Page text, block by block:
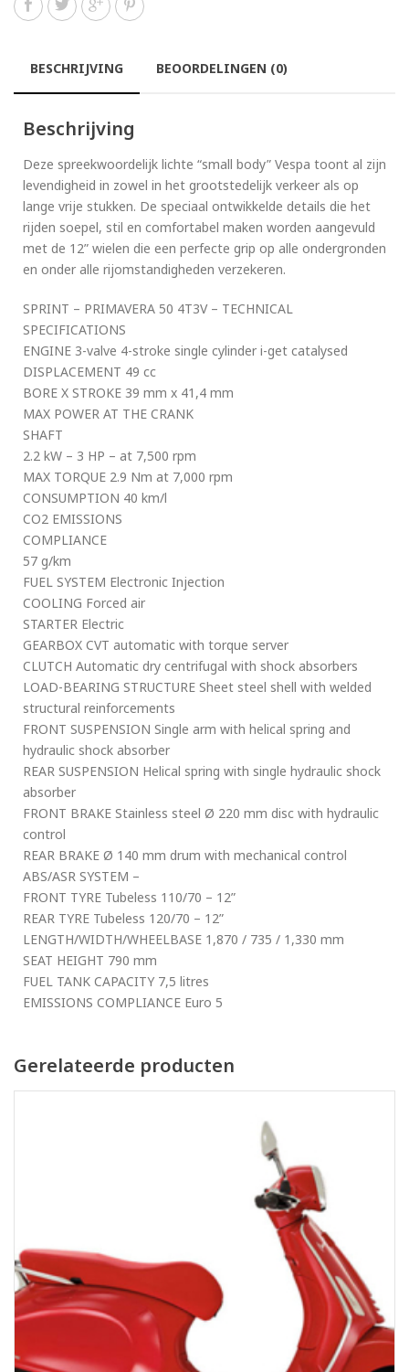
BESCHRIJVING BEOORDELINGEN (0)
Beschrijving
Deze spreekwoordelijk lichte “small body” Vespa toont al zijn
levendigheid in zowel in het grootstedelijk verkeer als op
lange vrije stukken. De speciaal ontwikkelde details die het
rijden soepel, stil en comfortabel maken worden aangevuld
met de 12” wielen die een perfecte grip op alle ondergronden
en onder alle rijomstandigheden verzekeren.
SPRINT – PRIMAVERA 50 4T3V – TECHNICAL
SPECIFICATIONS
ENGINE 3-valve 4-stroke single cylinder i-get catalysed
DISPLACEMENT 49 cc
BORE X STROKE 39 mm x 41,4 mm
MAX POWER AT THE CRANK
SHAFT
2.2 kW – 3 HP – at 7,500 rpm
MAX TORQUE 2.9 Nm at 7,000 rpm
CONSUMPTION 40 km/l
CO2 EMISSIONS
COMPLIANCE
57 g/km
FUEL SYSTEM Electronic Injection
COOLING Forced air
STARTER Electric
GEARBOX CVT automatic with torque server
CLUTCH Automatic dry centrifugal with shock absorbers
LOAD-BEARING STRUCTURE Sheet steel shell with welded
structural reinforcements
FRONT SUSPENSION Single arm with helical spring and
hydraulic shock absorber
REAR SUSPENSION Helical spring with single hydraulic shock
absorber
FRONT BRAKE Stainless steel Ø 220 mm disc with hydraulic
control
REAR BRAKE Ø 140 mm drum with mechanical control
ABS/ASR SYSTEM –
FRONT TYRE Tubeless 110/70 – 12”
REAR TYRE Tubeless 120/70 – 12”
LENGTH/WIDTH/WHEELBASE 1,870 / 735 / 1,330 mm
SEAT HEIGHT 790 mm
FUEL TANK CAPACITY 7,5 litres
EMISSIONS COMPLIANCE Euro 5
Gerelateerde producten